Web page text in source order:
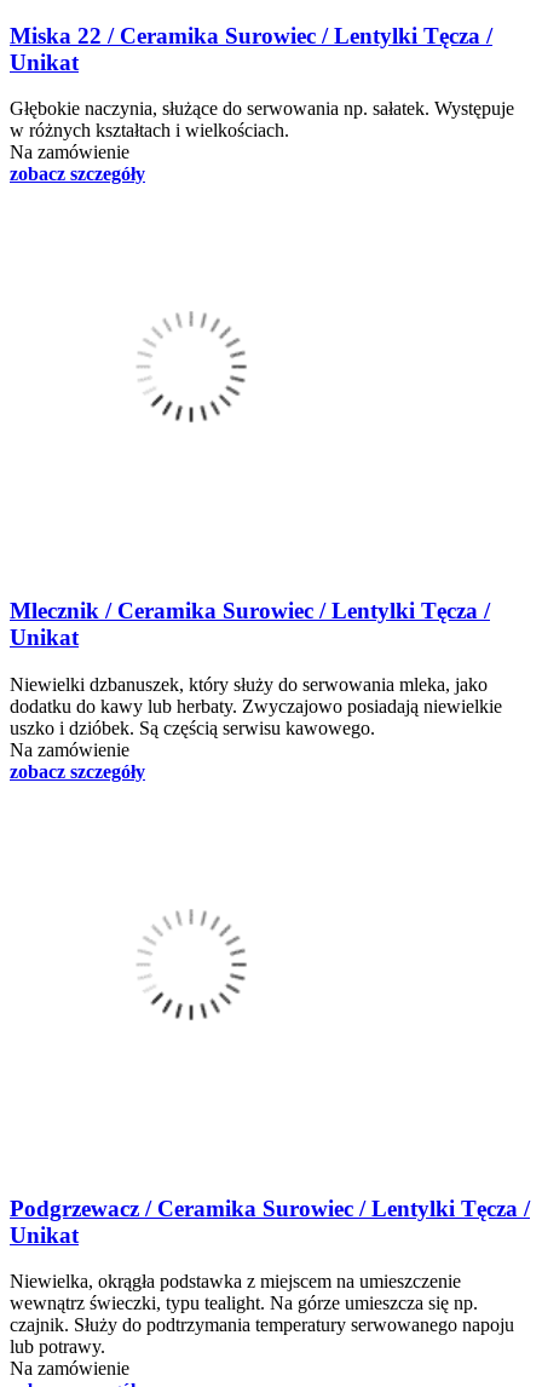
Miska 22 / Ceramika Surowiec / Lentylki Tęcza /
Unikat
Głębokie naczynia, służące do serwowania np. sałatek. Występuje
w różnych kształtach i wielkościach.
Na zamówienie
zobacz szczegóły
Mlecznik / Ceramika Surowiec / Lentylki Tęcza /
Unikat
Niewielki dzbanuszek, który służy do serwowania mleka, jako
dodatku do kawy lub herbaty. Zwyczajowo posiadają niewielkie
uszko i dzióbek. Są częścią serwisu kawowego.
Na zamówienie
zobacz szczegóły
Podgrzewacz / Ceramika Surowiec / Lentylki Tęcza /
Unikat
Niewielka, okrągła podstawka z miejscem na umieszczenie
wewnątrz świeczki, typu tealight. Na górze umieszcza się np.
czajnik. Służy do podtrzymania temperatury serwowanego napoju
lub potrawy.
Na zamówienie